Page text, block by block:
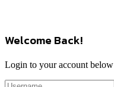
Welcome Back!
Login to your account below